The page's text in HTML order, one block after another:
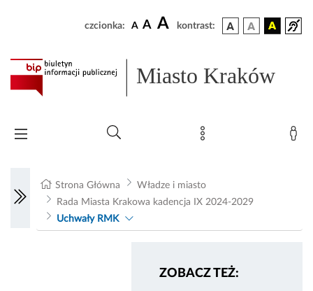
czcionka: A A A kontrast:
Miasto Kraków
Strona Główna
Władze i miasto
Rada Miasta Krakowa kadencja IX 2024-2029
Uchwały RMK
ZOBACZ TEŻ: